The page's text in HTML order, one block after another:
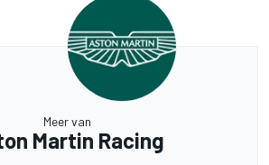
Meer van
Martin Racing